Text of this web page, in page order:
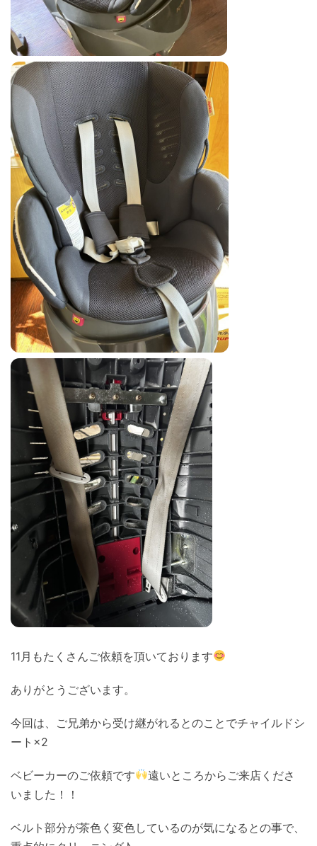
11月もたくさんご依頼を頂いております
ありがとうございます。
今回は、ご兄弟から受け継がれるとのことでチャイルドシ
ート×2
ベビーカーのご依頼です
遠いところからご来店くださ
いました！！
ベルト部分が茶色く変色しているのが気になるとの事で、